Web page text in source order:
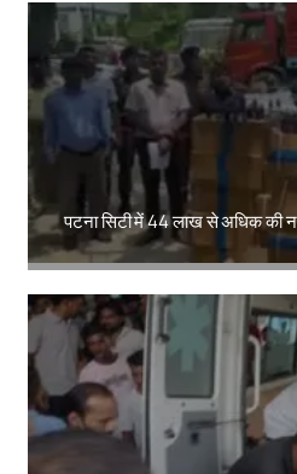
पटना सिटी में 44 लाख से अधिक की
Amit Lekh